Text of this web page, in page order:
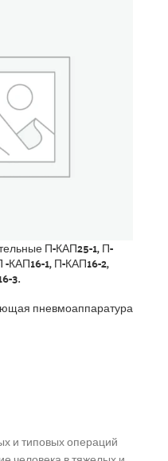
П-КАП25-1, П-
КАП16-1, П-КАП16-2,
3.
пневмоаппаратура
и типовых операций